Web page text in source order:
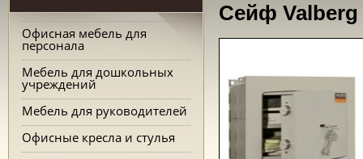
Офисная мебель для
персонала
Мебель для дошкольных
учреждений
Мебель для руководителей
Офисные кресла и стулья
Сейф Valberg